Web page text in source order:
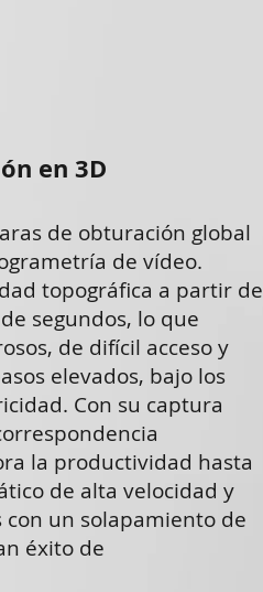
en 3D
de obturación global
de vídeo.
topográfica a partir de
segundos, lo que
de difícil acceso y
elevados, bajo los
Con su captura
la productividad hasta
de alta velocidad y
un solapamiento de
éxito de